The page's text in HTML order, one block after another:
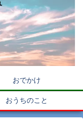
おでかけ
おうちのこと